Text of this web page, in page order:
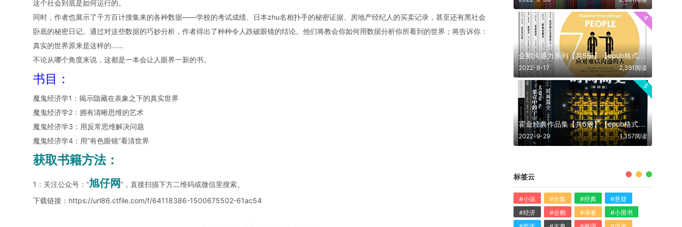
这个社会到底是如何运行的。
同时，作者也展示了千方百计搜集来的各种数据——学校的考试成绩、日本zhu名相扑手的秘密证据、房地产经纪人的买卖记录，甚至还有黑社会
卧底的秘密日记。通过对这些数据的巧妙分析，作者得出了种种令人跌破眼镜的结论。他们将教会你如何用数据分析你所看到的世界；将告诉你：
真实的世界原来是这样的……
不论从哪个角度来说，这都是一本会让人眼界一新的书。
书目：
魔鬼经济学1：揭示隐藏在表象之下的真实世界
魔鬼经济学2：拥有清晰思维的艺术
魔鬼经济学3：用反常思维解决问题
魔鬼经济学4：用“有色眼镜”看清世界
获取书籍方法：
1：关注公众号：“旭仔网”，直接扫描下方二维码或微信里搜索。
下载链接： https://url86.ctfile.com/f/64118386-1500675502-61ac54
4
企鹅沟通力系列【共5册】【epub格式】【10.8MB】【编号：883362】
2022-8-17 2,391阅读
5
霍金经典作品集【共5册】【epub格式】【37.8MB】【编号：230669】
2022-9-29 1,357阅读
标签云
#小说 #合集 #经典
#悬疑
#经济
#企鹅 #译著
#小黑书